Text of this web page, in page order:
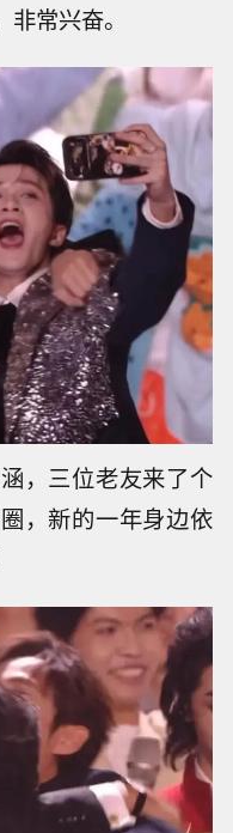
常兴奋。
，三位老友来了个
，新的一年身边依